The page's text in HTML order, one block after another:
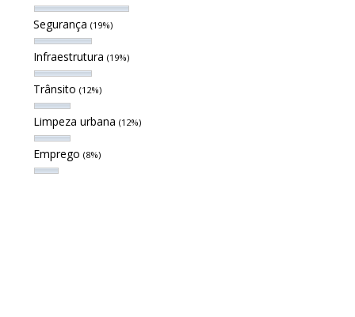
Segurança (19%)
Infraestrutura (19%)
Trânsito (12%)
Limpeza urbana (12%)
Emprego (8%)